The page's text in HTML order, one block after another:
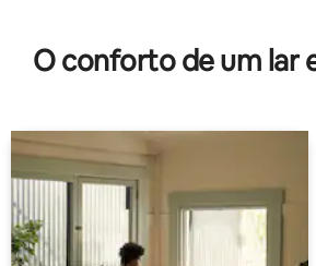
média de 5, 66 avaliações
O conforto de um lar